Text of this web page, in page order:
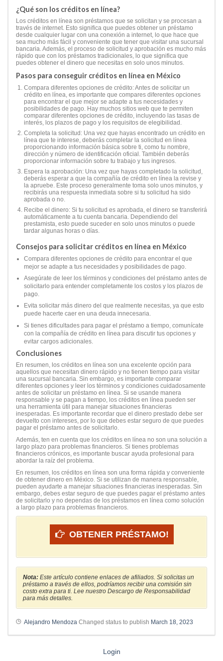
¿Qué son los créditos en línea?
Los créditos en línea son préstamos que se solicitan y se procesan a
través de internet. Esto significa que puedes obtener un préstamo
desde cualquier lugar con una conexión a internet, lo que hace que
sea mucho más fácil y conveniente que tener que visitar una sucursal
bancaria. Además, el proceso de solicitud y aprobación es mucho más
rápido que con los préstamos tradicionales, lo que significa que
puedes obtener el dinero que necesitas en solo unos minutos.
Pasos para conseguir créditos en línea en México
Compara diferentes opciones de crédito: Antes de solicitar un
crédito en línea, es importante que compares diferentes opciones
para encontrar el que mejor se adapte a tus necesidades y
posibilidades de pago. Hay muchos sitios web que te permiten
comparar diferentes opciones de crédito, incluyendo las tasas de
interés, los plazos de pago y los requisitos de elegibilidad.
Completa la solicitud: Una vez que hayas encontrado un crédito en
línea que te interese, deberás completar la solicitud en línea
proporcionando información básica sobre ti, como tu nombre,
dirección y número de identificación oficial. También deberás
proporcionar información sobre tu trabajo y tus ingresos.
Espera la aprobación: Una vez que hayas completado la solicitud,
deberás esperar a que la compañía de crédito en línea la revise y
la apruebe. Este proceso generalmente toma solo unos minutos, y
recibirás una respuesta inmediata sobre si tu solicitud ha sido
aprobada o no.
Recibe el dinero: Si tu solicitud es aprobada, el dinero se transferirá
automáticamente a tu cuenta bancaria. Dependiendo del
prestamista, esto puede suceder en solo unos minutos o puede
tardar algunas horas o días.
Consejos para solicitar créditos en línea en México
Compara diferentes opciones de crédito para encontrar el que
mejor se adapte a tus necesidades y posibilidades de pago.
Asegúrate de leer los términos y condiciones del préstamo antes de
solicitarlo para entender completamente los costos y los plazos de
pago.
Evita solicitar más dinero del que realmente necesitas, ya que esto
puede hacerte caer en una deuda innecesaria.
Si tienes dificultades para pagar el préstamo a tiempo, comunícate
con la compañía de crédito en línea para discutir tus opciones y
evitar cargos adicionales.
Conclusiones
En resumen, los créditos en línea son una excelente opción para
aquellos que necesitan dinero rápido y no tienen tiempo para visitar
una sucursal bancaria. Sin embargo, es importante comparar
diferentes opciones y leer los términos y condiciones cuidadosamente
antes de solicitar un préstamo en línea. Si se usande manera
responsable y se pagan a tiempo, los créditos en línea pueden ser
una herramienta útil para manejar situaciones financieras
inesperadas. Es importante recordar que el dinero prestado debe ser
devuelto con intereses, por lo que debes estar seguro de que puedes
pagar el préstamo antes de solicitarlo.
Además, ten en cuenta que los créditos en línea no son una solución a
largo plazo para problemas financieros. Si tienes problemas
financieros crónicos, es importante buscar ayuda profesional para
abordar la raíz del problema.
En resumen, los créditos en línea son una forma rápida y conveniente
de obtener dinero en México. Si se utilizan de manera responsable,
pueden ayudarte a manejar situaciones financieras inesperadas. Sin
embargo, debes estar seguro de que puedes pagar el préstamo antes
de solicitarlo y no dependas de los préstamos en línea como solución
a largo plazo para problemas financieros.
OBTENER PRÉSTAMO!
Nota: Este artículo contiene enlaces de afiliados. Si solicitas un
préstamo a través de ellos, podríamos recibir una comisión sin
costo extra para ti. Lee nuestro Descargo de Responsabilidad
para más detalles.
Alejandro Mendoza Changed status to publish March 18, 2023
Login